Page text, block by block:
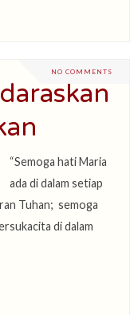
NO COMMENTS
“Semoga hati Maria
ada di dalam setiap
Tuhan; semoga
di dalam